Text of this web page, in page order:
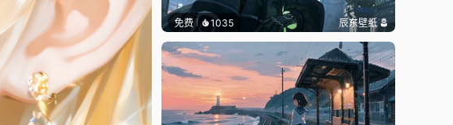
免费 1035 辰东壁纸